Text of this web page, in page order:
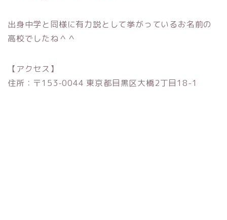
出身中学と同様に有力説として挙がっているお名前の
高校でしたね＾＾
【アクセス】
住所：〒153-0044 東京都目黒区大橋2丁目18-1